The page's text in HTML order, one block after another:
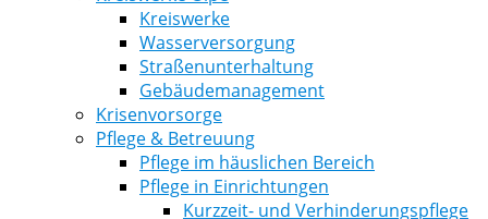
Kreiswerke
Wasserversorgung
Straßenunterhaltung
Gebäudemanagement
Krisenvorsorge
Pflege & Betreuung
Pflege im häuslichen Bereich
Pflege in Einrichtungen
Kurzzeit- und Verhinderungspflege